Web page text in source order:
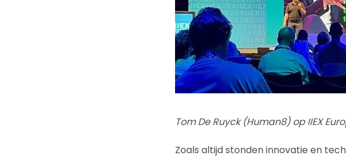
Tom De Ruyck (Human8) op IIEX
Zoals altijd stonden innovatie en